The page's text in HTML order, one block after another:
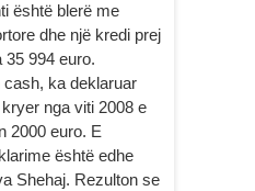
është blerë me
dhe një kredi prej
35 994 euro.
cash, ka deklaruar
nga viti 2008 e
2000 euro. E
është edhe
Shehaj. Rezulton se